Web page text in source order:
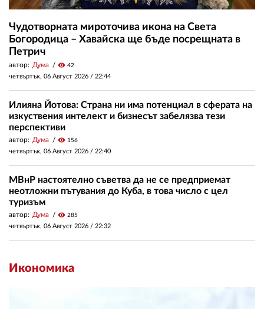
Чудотворната мироточива икона на Света
Богородица – Хавайска ще бъде посрещната в
Петрич
автор: Дума visibility 42
четвъртък, 06 Август 2026 / 22:44
Илияна Йотова: Страна ни има потенциал в сферата на
изкуствения интелект и бизнесът забелязва тези
перспективи
автор: Дума visibility 156
четвъртък, 06 Август 2026 / 22:40
МВнР настоятелно съветва да не се предприемат
неотложни пътувания до Куба, в това число с цел
туризъм
автор: Дума visibility 285
четвъртък, 06 Август 2026 / 22:32
Икономика